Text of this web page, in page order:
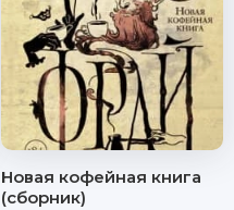
Новая кофейная книга
(сборник)